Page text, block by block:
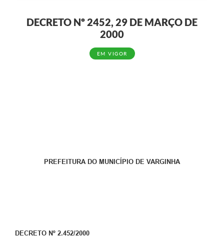
DECRETO Nº 2452, 29 DE MARÇO DE
2000
EM VIGOR
PREFEITURA DO MUNICÍPIO DE VARGINHA
DECRETO Nº 2.452/2000